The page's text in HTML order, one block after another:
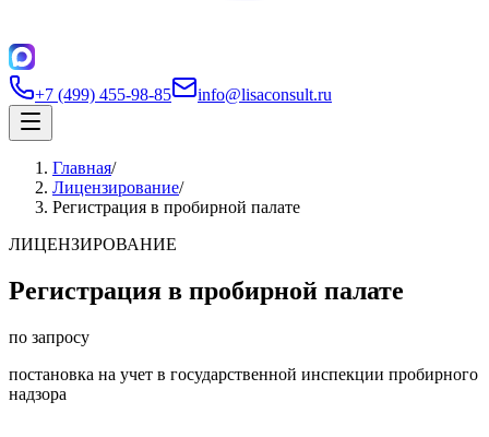
+7 (499) 455-98-85 info@lisaconsult.ru
Главная/
Лицензирование/
Регистрация в пробирной палате
ЛИЦЕНЗИРОВАНИЕ
Регистрация в пробирной палате
по запросу
постановка на учет в государственной инспекции пробирного
надзора